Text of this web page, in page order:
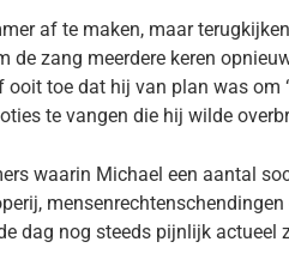
af te maken, maar
zang meerdere keren
toe dat hij van plan was om
te vangen die hij wilde
waarin Michael een aantal
dag nog steeds pijnlijk actueel